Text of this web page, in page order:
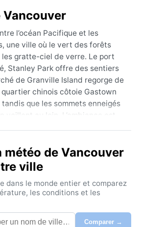
Vancouver
l’océan Pacifique et les
une ville où le vert des forêts
gratte-ciel de verre. Le port
Stanley Park offre des sentiers
de Granville Island regorge de
chinois côtoie Gastown
que les sommets enneigés
veillent au loin. L’ambiance est
La géographie est
urbain, plages de sable et forêt
est classé Csb selon Köppen :
mais plutôt doux et sec. De juin
sont ensoleillées, les
météo de Vancouver
ville
dans le monde entier et comparez
les conditions et les
Comparer →